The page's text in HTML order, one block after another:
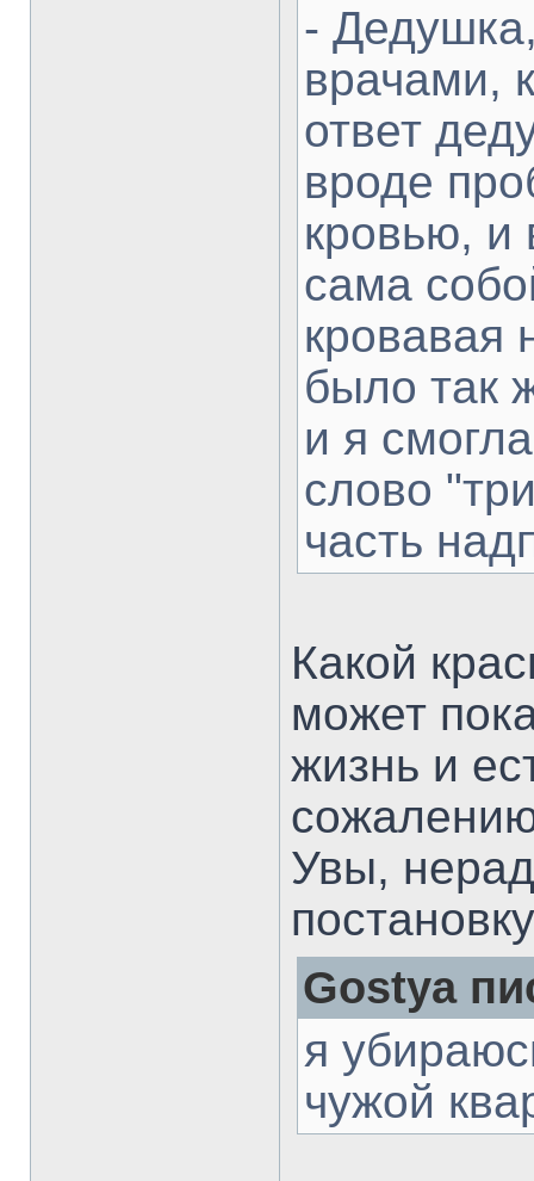
-
врачами,
ответ
вроде
кровью,
сама
кровавая
было так
и я
слово
часть
Какой
может
жизнь и
Увы,
Gostya
я
чужой